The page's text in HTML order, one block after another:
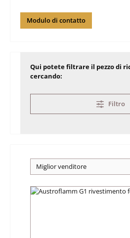
Modulo di contatto
Qui potete filtrare il pezzo di
cercando:
Filtro